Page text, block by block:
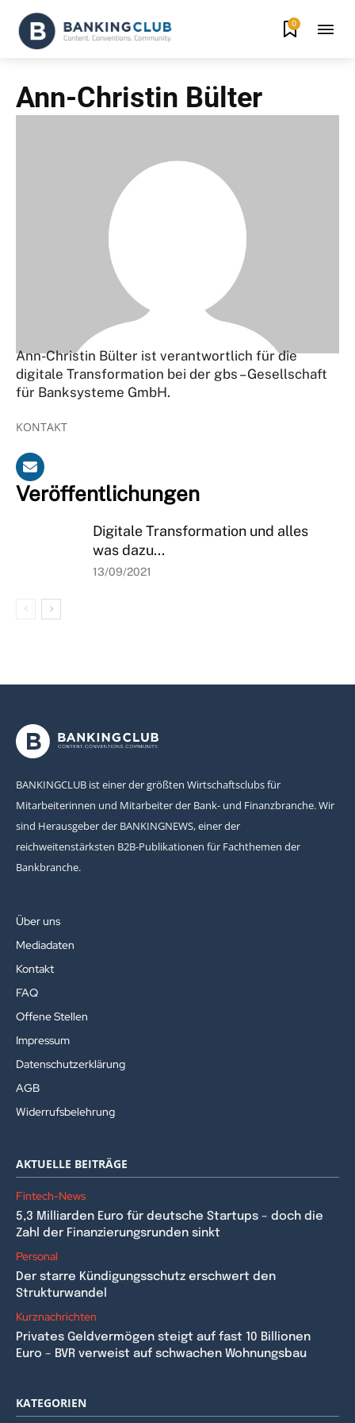
0
Ann-Christin Bülter
Ann-Christin Bülter ist verantwortlich für die
digitale Transformation bei der gbs – Gesellschaft
für Banksysteme GmbH.
KONTAKT
Veröffentlichungen
Digitale Transformation und alles
was dazu...
13/09/2021
BANKINGCLUB ist einer der größten Wirtschaftsclubs für
Mitarbeiterinnen und Mitarbeiter der Bank- und Finanzbranche. Wir
sind Herausgeber der BANKINGNEWS, einer der
reichweitenstärksten B2B-Publikationen für Fachthemen der
Bankbranche.
Über uns
Mediadaten
Kontakt
FAQ
Offene Stellen
Impressum
Datenschutzerklärung
AGB
Widerrufsbelehrung
AKTUELLE BEITRÄGE
Fintech-News
5,3 Milliarden Euro für deutsche Startups – doch die
Zahl der Finanzierungsrunden sinkt
Personal
Der starre Kündigungsschutz erschwert den
Strukturwandel
Kurznachrichten
Privates Geldvermögen steigt auf fast 10 Billionen
Euro – BVR verweist auf schwachen Wohnungsbau
KATEGORIEN